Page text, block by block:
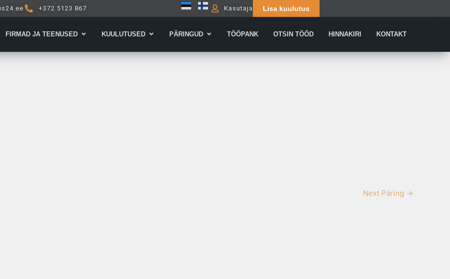
+372 5123 867 Kasutaja Lisa kuulutus
FIRMAD JA TEENUSED Open Firmad ja teenused
KUULUTUSED Open Kuulutused
PÄRINGUD Open Päringud
TÖÖPANK OTSIN TÖÖD HINNAKIRI KONTAKT
Next Päring →